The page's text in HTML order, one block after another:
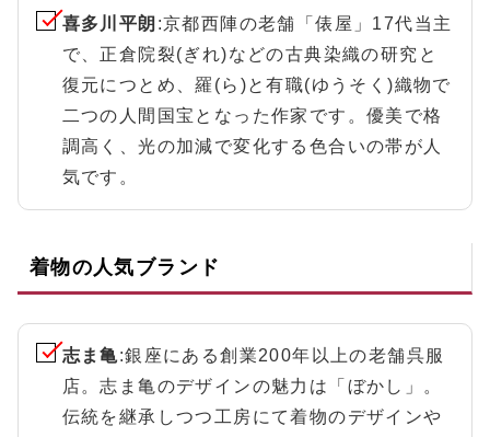
喜多川平朗 :京都西陣の老舗「俵屋」17代当主
で、正倉院裂(ぎれ)などの古典染織の研究と
復元につとめ、羅(ら)と有職(ゆうそく)織物で
二つの人間国宝となった作家です。優美で格
調高く、光の加減で変化する色合いの帯が人
気です。
着物の人気ブランド
志ま亀:銀座にある創業200年以上の老舗呉服
店。志ま亀のデザインの魅力は「ぼかし」。
伝統を継承しつつ工房にて着物のデザインや